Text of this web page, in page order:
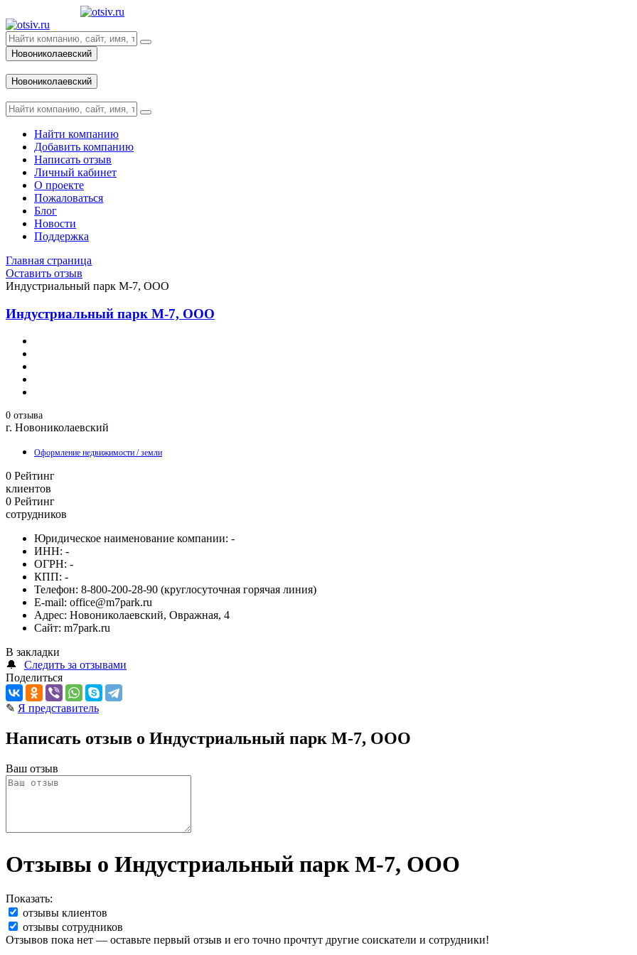
Новониколаевский
Новониколаевский
Найти компанию
Добавить компанию
Написать отзыв
Личный кабинет
О проекте
Пожаловаться
Блог
Новости
Поддержка
Главная страница
Оставить отзыв
Индустриальный парк М-7, ООО
Индустриальный парк М-7, ООО
0 отзыва
г. Новониколаевский
Оформление недвижимости / земли
0 Рейтинг
клиентов
0 Рейтинг
сотрудников
Юридическое наименование компании: -
ИНН: -
ОГРН: -
КПП: -
Телефон: 8-800-200-28-90 (круглосуточная горячая линия)
E-mail: office@m7park.ru
Адрес: Новониколаевский, Овражная, 4
Сайт: m7park.ru
В закладки
🔔
Следить за отзывами
Поделиться
✎ Я представитель
Написать отзыв о Индустриальный парк М-7, ООО
Ваш отзыв
Отзывы о Индустриальный парк М-7, ООО
Показать:
отзывы клиентов
отзывы сотрудников
Отзывов пока нет — оставьте первый отзыв и его точно прочтут другие соискатели и сотрудники!